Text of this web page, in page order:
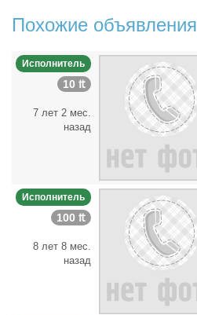
Похожие объявления
Исполнитель
10 ₶
7 лет 2 мес.
назад
Исполнитель
100 ₶
8 лет 8 мес.
назад